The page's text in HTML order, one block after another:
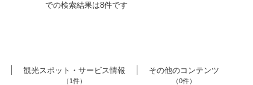
での検索結果は8件です
観光スポット・サービス情報
（1件）
その他のコンテンツ
（0件）